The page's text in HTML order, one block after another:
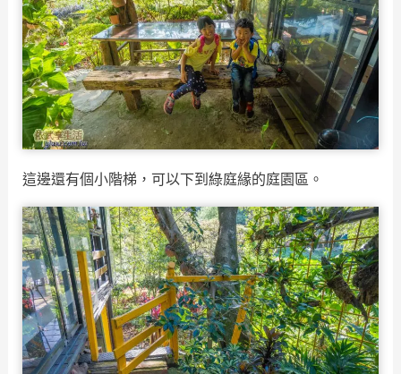
這邊還有個小階梯，可以下到綠庭緣的庭園區。